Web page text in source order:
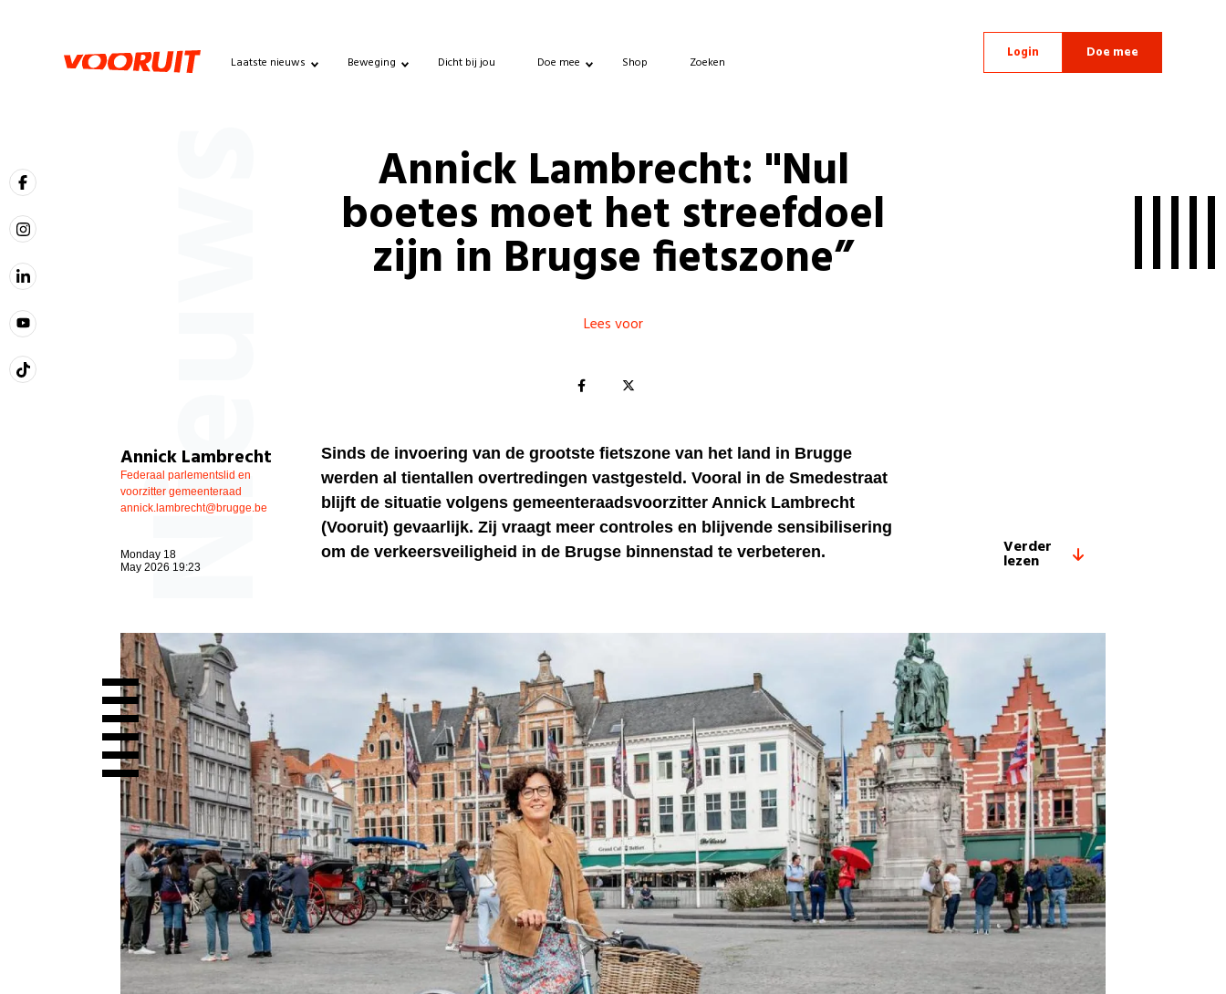
Laatste nieuws Beweging Dicht bij jou Doe mee Shop Zoeken
Login Doe mee
Nieuws Annick Lambrecht: "Nul
boetes moet het streefdoel
zijn in Brugse fietszone”
Lees voor
Annick Lambrecht
Federaal parlementslid en
voorzitter gemeenteraad
annick.lambrecht@brugge.be
Monday 18
May 2026 19:23
Sinds de invoering van de grootste fietszone van het land in Brugge
werden al tientallen overtredingen vastgesteld. Vooral in de Smedestraat
blijft de situatie volgens gemeenteraadsvoorzitter Annick Lambrecht
(Vooruit) gevaarlijk. Zij vraagt meer controles en blijvende sensibilisering
om de verkeersveiligheid in de Brugse binnenstad te verbeteren.
Verder
lezen